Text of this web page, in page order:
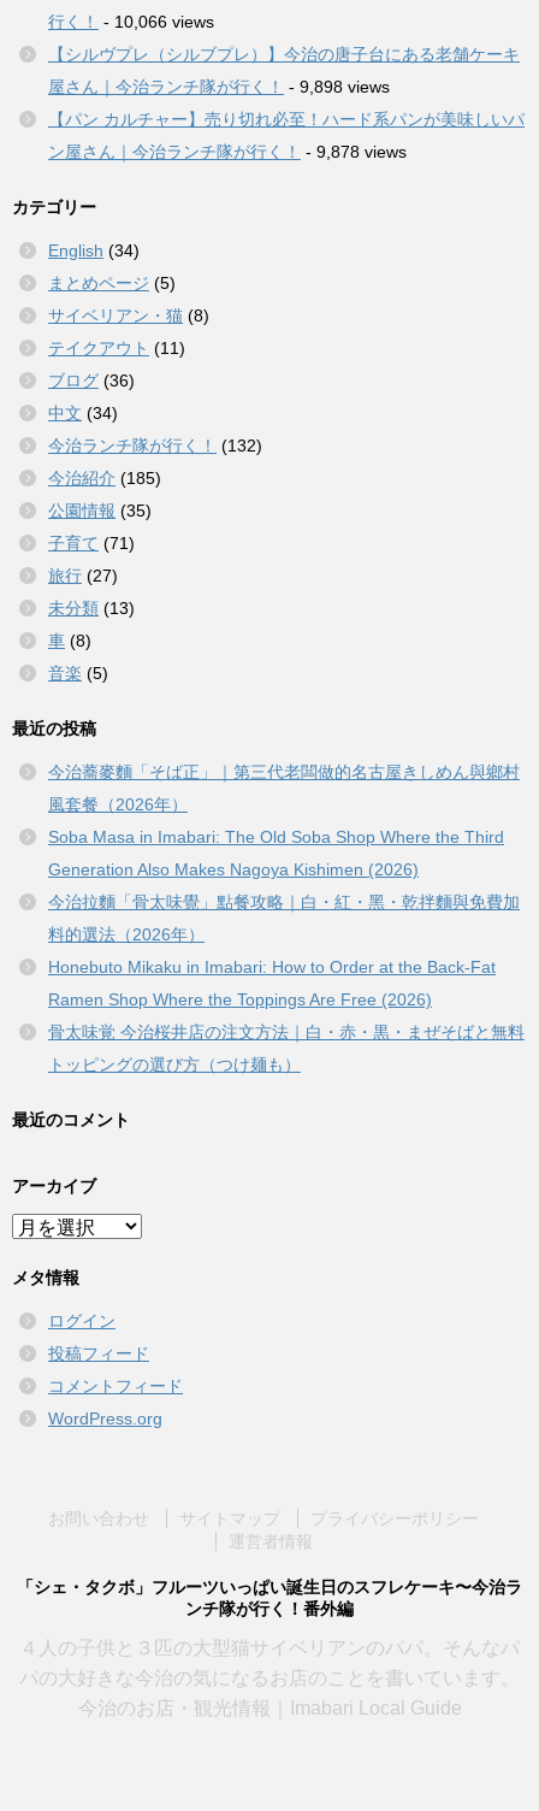
行く！
- 10,066 views
【シルヴプレ（シルブプレ）】今治の唐子台にある老舗ケーキ
屋さん｜今治ランチ隊が行く！
- 9,898 views
【パン カルチャー】売り切れ必至！ハード系パンが美味しいパ
ン屋さん｜今治ランチ隊が行く！
- 9,878 views
カテゴリー
English (34)
まとめページ (5)
サイベリアン・猫 (8)
テイクアウト (11)
ブログ (36)
中文 (34)
今治ランチ隊が行く！
(132)
今治紹介 (185)
公園情報 (35)
子育て (71)
旅行 (27)
未分類 (13)
車 (8)
音楽 (5)
最近の投稿
今治蕎麥麵「そば正」｜第三代老闆做的名古屋きしめん與鄉村
風套餐（2026年）
Soba Masa in Imabari: The Old Soba Shop Where the Third
Generation Also Makes Nagoya Kishimen (2026)
今治拉麵「骨太味覺」點餐攻略｜白・紅・黑・乾拌麵與免費加
料的選法（2026年）
Honebuto Mikaku in Imabari: How to Order at the Back-Fat
Ramen Shop Where the Toppings Are Free (2026)
骨太味覚 今治桜井店の注文方法｜白・赤・黒・まぜそばと無料
トッピングの選び方（つけ麺も）
最近のコメント
アーカイブ
ア
カ
ブ
メタ情報
ログイン
投稿フィード
コメントフィード
WordPress.org
お問い合わせ サイトマップ
プライバシーポリシー
運営者情報
「シェ・タクボ」フルーツいっぱい誕生日のスフレケーキ〜今治ラ
ンチ隊が行く！番外編
４人の子供と３匹の大型猫サイベリアンのパパ。そんなパ
パの大好きな今治の気になるお店のことを書いています。
今治のお店・観光情報｜Imabari Local Guide